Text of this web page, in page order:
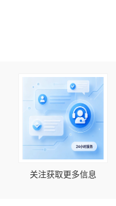
关注获取更多信息